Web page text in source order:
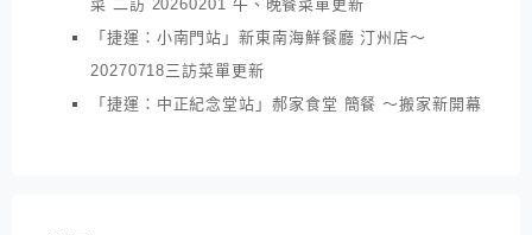
菜 二訪 20260201 午、晚餐菜單更新
「捷運：小南門站」新東南海鮮餐廳 汀州店～
20270718三訪菜單更新
「捷運：中正紀念堂站」郝家食堂 簡餐 ～搬家新開幕